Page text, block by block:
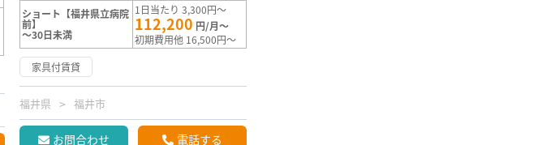
ショート【福井県立病院
前】
～30日未満
1日当たり 3,300円～
112,200 円/月～
初期費用他 16,500円～
家具付賃貸
福井県 福井市
お問合わせ 電話する